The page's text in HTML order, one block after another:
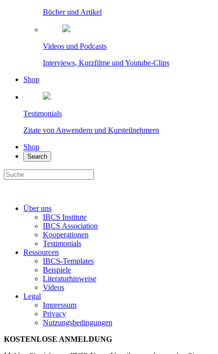
Bücher und Artikel
Videos und Podcasts
Interviews, Kurzfilme und Youtube-Clips
Shop
Testimonials
Zitate von Anwendern und Kursteilnehmern
Shop
Search
Über uns
IBCS Institute
IBCS Association
Kooperationen
Testimonials
Ressourcen
IBCS-Templates
Beispiele
Literaturhinweise
Videos
Legal
Impressum
Privacy
Nutzungsbedingungen
KOSTENLOSE ANMELDUNG